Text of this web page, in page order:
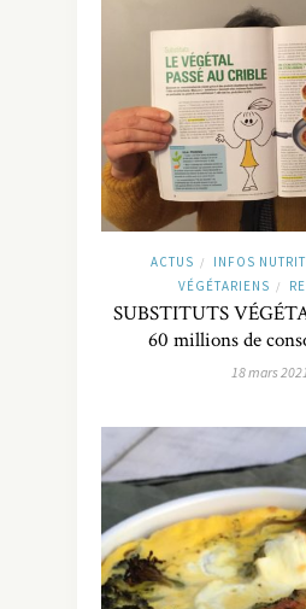
ACTUS / INFOS
VÉGÉTARIENS /
SUBSTITUTS
60 millions de
18 mars